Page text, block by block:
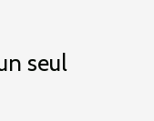
seul